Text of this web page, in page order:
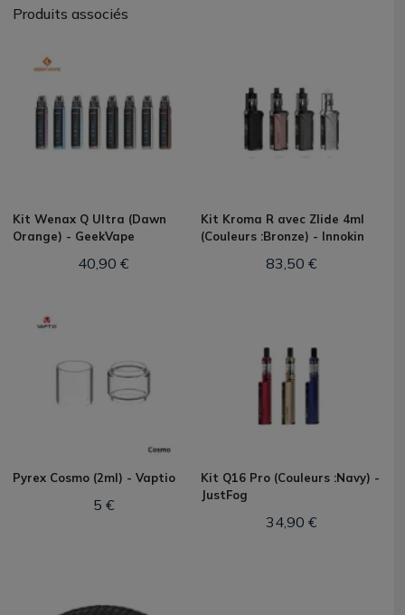
Produits associés
Kit Wenax Q Ultra (Dawn
Orange) - GeekVape
40,90 €
Kit Kroma R avec Zlide 4ml
(Couleurs :Bronze) - Innokin
83,50 €
Pyrex Cosmo (2ml) - Vaptio
5 €
Kit Q16 Pro (Couleurs :Navy) -
JustFog
34,90 €